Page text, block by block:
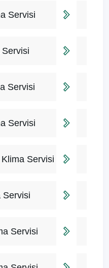
Servisi
Servisi
Servisi
Servisi
Servisi
Servisi
Servisi